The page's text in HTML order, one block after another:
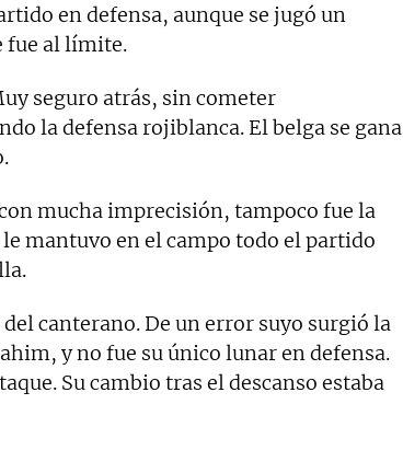
en defensa, aunque se jugó un
fue al límite.
seguro atrás, sin cometer
la defensa rojiblanca. El belga se gana
mucha imprecisión, tampoco fue la
le mantuvo en el campo todo el partido
canterano. De un error suyo surgió la
y no fue su único lunar en defensa.
Su cambio tras el descanso estaba